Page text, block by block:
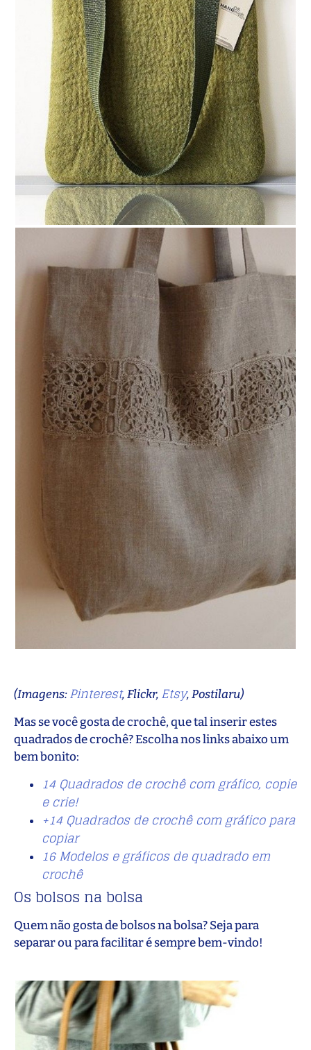
(Imagens:Pinterest, Flickr, Etsy, Postilaru)
Mas se você gosta de crochê, que tal inserir estes
quadrados de crochê? Escolha nos links abaixo um
bem bonito:
14 Quadrados de crochê com gráfico, copie
e crie!
+14 Quadrados de crochê com gráfico para
copiar
16 Modelos e gráficos de quadrado em
crochê
Os bolsos na bolsa
Quem não gosta de bolsos na bolsa? Seja para
separar ou para facilitar é sempre bem-vindo!